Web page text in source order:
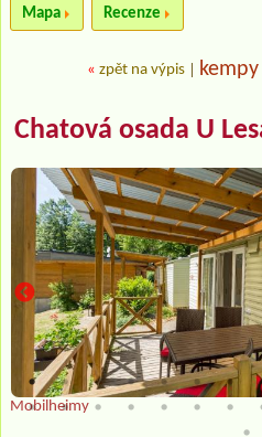
Mapa Recenze
« zpět na výpis
Chatová osada U
Mobilheimy